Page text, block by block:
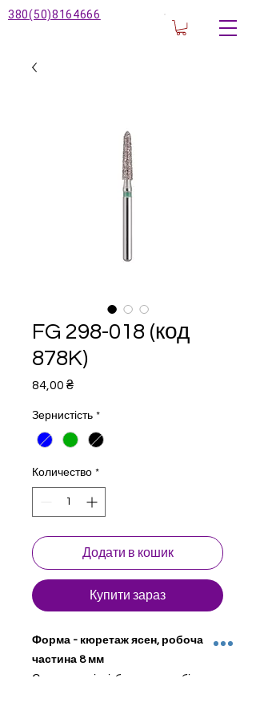
380(50)8164666
FG 298-018 (код
878K)
84,00 ₴Цена
Зернистість *
Количество *
Додати в кошик
Купити зараз
Форма - кюретаж ясен, робоча
частина 8 мм
Стоматологічні бори для турбінного